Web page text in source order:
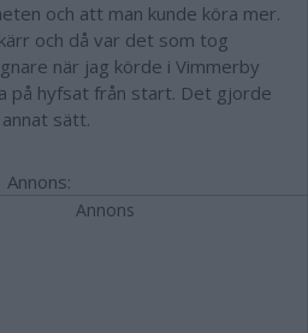
och att man kunde köra mer.
och då var det som tog
när jag körde i Vimmerby
på hyfsat från start. Det gjorde
sätt.
Annons: